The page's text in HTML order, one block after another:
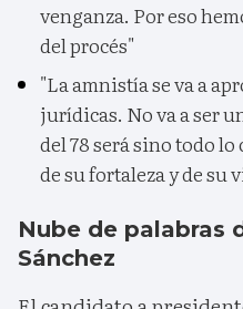
venganza. Por eso
del procés"
"La amnistía se va a
jurídicas. No va a ser
del 78 será sino todo
de su fortaleza y de su
Nube de palabras
Sánchez